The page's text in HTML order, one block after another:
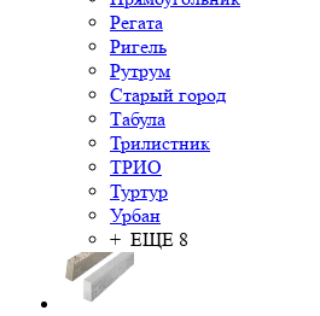
Регата
Ригель
Рутрум
Старый город
Табула
Трилистник
ТРИО
Туртур
Урбан
+ ЕЩЕ 8